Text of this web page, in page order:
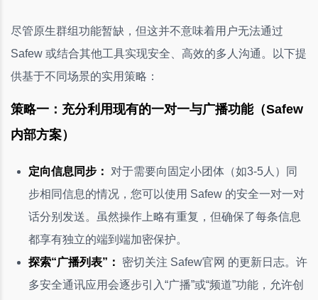
尽管原生群组功能暂缺，但这并不意味着用户无法通过
Safew 或结合其他工具实现安全、高效的多人沟通。以下提
供基于不同场景的实用策略：
策略一：充分利用现有的一对一与广播功能（Safew
内部方案）
定向信息同步：
对于需要向固定小团体（如3-5人）同
步相同信息的情况，您可以使用 Safew 的安全一对一对
话分别发送。虽然操作上略有重复，但确保了每条信息
都享有独立的端到端加密保护。
探索“广播列表”：
密切关注 Safew官网 的更新日志。许
多安全通讯应用会逐步引入“广播”或“频道”功能，允许创